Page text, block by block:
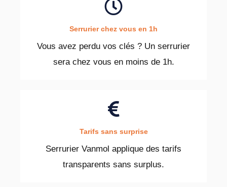
Serrurier chez vous en 1h
Vous avez perdu vos clés ? Un serrurier
sera chez vous en moins de 1h.
Tarifs sans surprise
Serrurier Vanmol applique des tarifs
transparents sans surplus.